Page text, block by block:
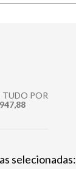
TUDO POR
selecionadas: